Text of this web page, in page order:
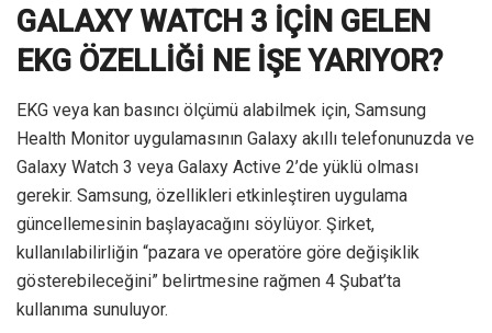
GALAXY WATCH 3 İÇİN GELEN
EKG ÖZELLİĞİ NE İŞE YARIYOR?
EKG veya kan basıncı ölçümü alabilmek için, Samsung
Health Monitor uygulamasının Galaxy akıllı telefonunuzda ve
Galaxy Watch 3 veya Galaxy Active 2’de yüklü olması
gerekir. Samsung, özellikleri etkinleştiren uygulama
güncellemesinin başlayacağını söylüyor. Şirket,
kullanılabilirliğin “pazara ve operatöre göre değişiklik
gösterebileceğini” belirtmesine rağmen 4 Şubat’ta
kullanıma sunuluyor.